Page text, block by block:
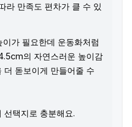
라 만족도 편차가 클 수 있
이가 필요한데 운동화처럼
의 자연스러운 높이감
더 돋보이게 만들어줄 수
선택지로 충분해요.